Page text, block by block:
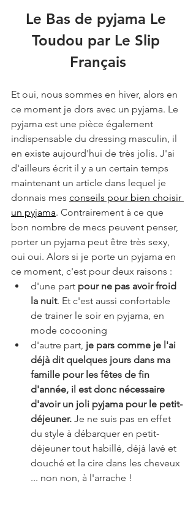
Le Bas de pyjama Le
Toudou par Le Slip
Français
Et oui, nous sommes en hiver, alors en
ce moment je dors avec un pyjama. Le
pyjama est une pièce également
indispensable du dressing masculin, il
en existe aujourd'hui de très jolis. J'ai
d'ailleurs écrit il y a un certain temps
maintenant un article dans lequel je
donnais mes conseils pour bien choisir
un pyjama. Contrairement à ce que
bon nombre de mecs peuvent penser,
porter un pyjama peut être très sexy,
oui oui. Alors si je porte un pyjama en
ce moment, c'est pour deux raisons :
d'une part pour ne pas avoir froid
la nuit. Et c'est aussi confortable
de trainer le soir en pyjama, en
mode cocooning
d'autre part, je pars comme je l'ai
déjà dit quelques jours dans ma
famille pour les fêtes de fin
d'année, il est donc nécessaire
d'avoir un joli pyjama pour le petit-
déjeuner. Je ne suis pas en effet
du style à débarquer en petit-
déjeuner tout habillé, déjà lavé et
douché et la cire dans les cheveux
... non non, à l'arrache !